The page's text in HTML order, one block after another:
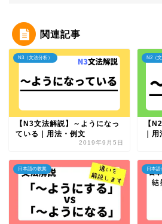
関連記事
N3（文法分析）
【N3文法解説】～ようになっ
ている｜用法・例文
2019年9月5日
N2（文
【
｜
日本語の教案 日本